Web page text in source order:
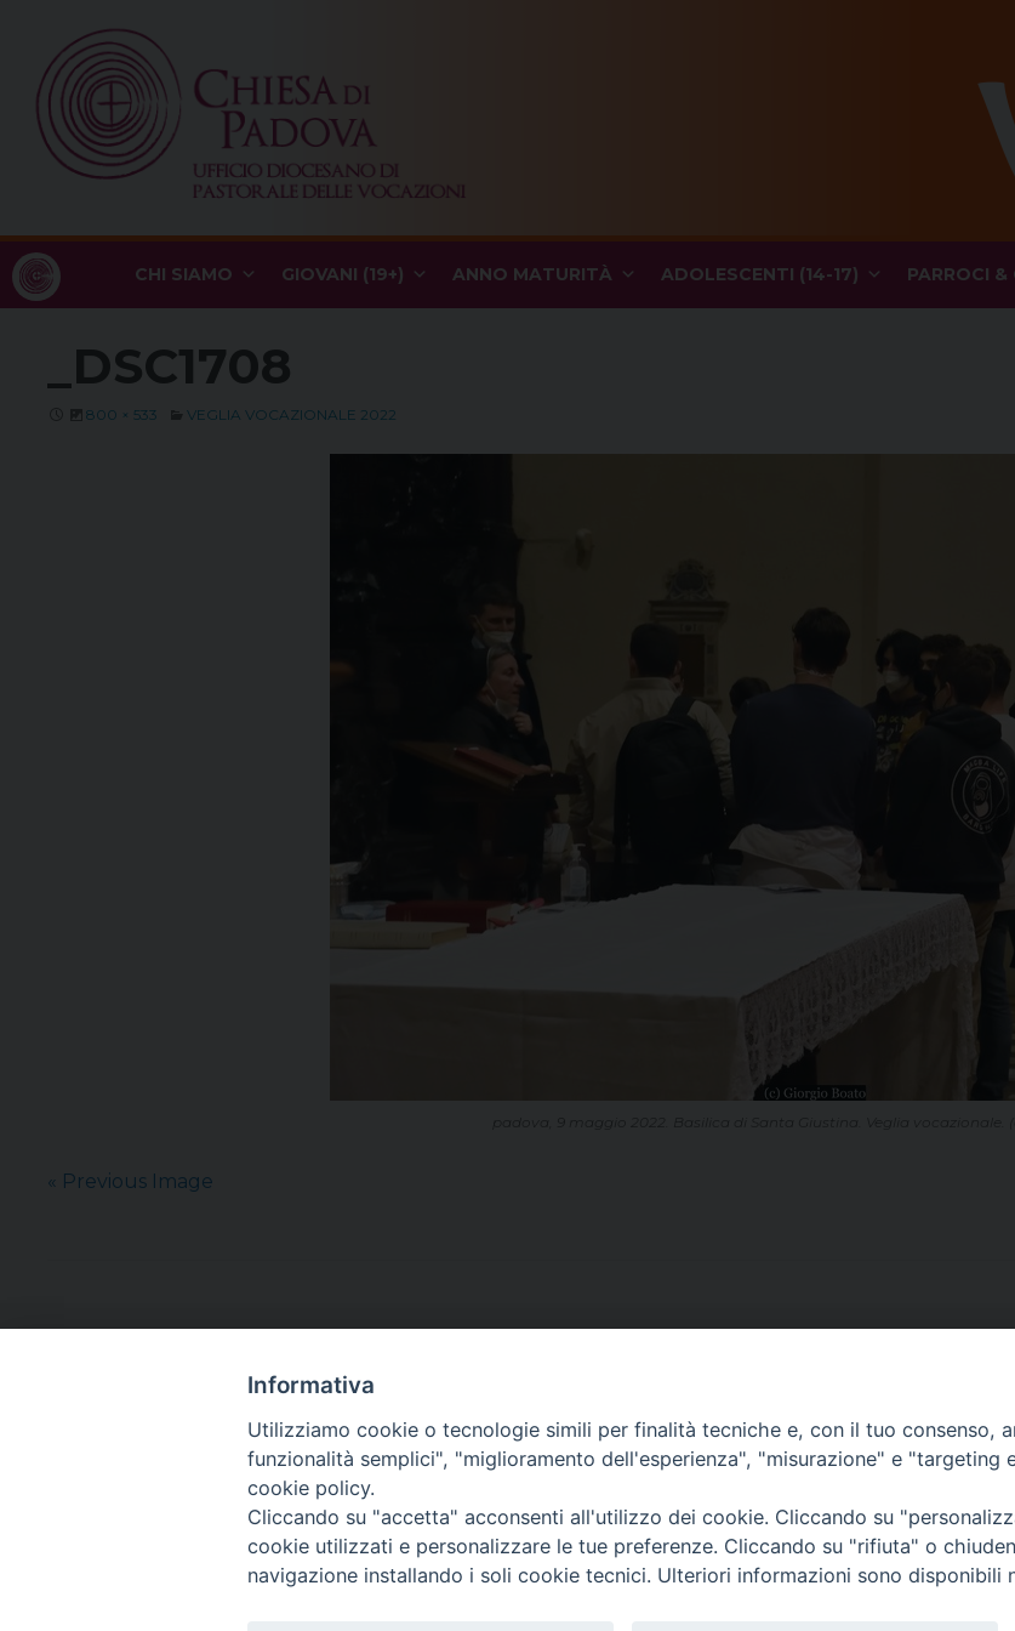
content
CHI SIAMO GIOVANI (19+) ANNO MATURITÀ ADOLESCENTI (14-17) PARROCI
_DSC1708
800 × 533 VEGLIA VOCAZIONALE 2022
« Previous Image
CONTATTI
via Bonporti, 20 – 35141 Padova
tel: +39 351 619 2354
e mail:
ufficiovocazionipadova@gmail. com
Informativa
Utilizziamo cookie o tecnologie simili per finalità tecniche e, con il tuo consenso,
funzionalità semplici", "miglioramento dell'esperienza", "misurazione" e "targeting
cookie policy.
Cliccando su "accetta" acconsenti all'utilizzo dei cookie. Cliccando su
cookie utilizzati e personalizzare le tue preferenze. Cliccando su "rifiuta" o
navigazione installando i soli cookie tecnici. Ulteriori informazioni sono disponibili